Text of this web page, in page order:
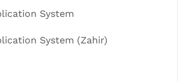
System
System (Zahir)